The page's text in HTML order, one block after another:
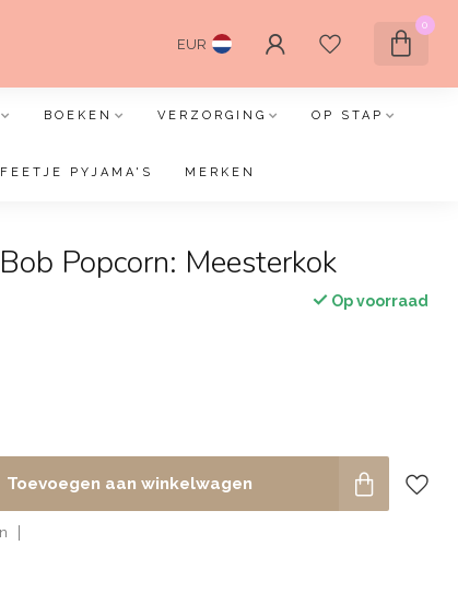
EUR
0
BOEKEN VERZORGING OP STAP
FEETJE PYJAMA'S MERKEN
Popcorn: Meesterkok
Op voorraad
Toevoegen aan winkelwagen